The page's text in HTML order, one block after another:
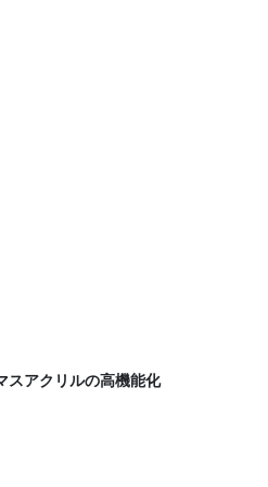
スアクリルの高機能化